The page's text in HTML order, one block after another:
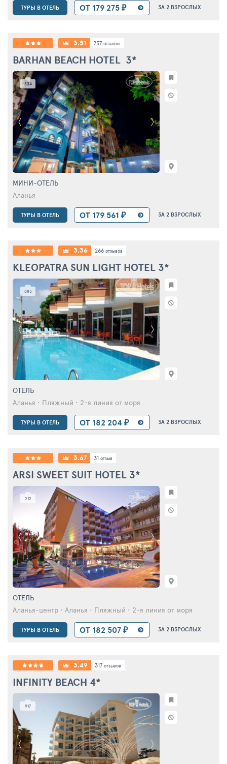
ТУРЫ В ОТЕЛЬ ОТ 179 275 ₽ ЗА 2 ВЗРОСЛЫХ
534
3.51 257 отзывов
BARHAN BEACH HOTEL 3*
МИНИ-ОТЕЛЬ
Аланья
ТУРЫ В ОТЕЛЬ ОТ 179 561 ₽ ЗА 2 ВЗРОСЛЫХ
883
3.36 266 отзывов
KLEOPATRA SUN LIGHT HOTEL 3*
ОТЕЛЬ
Аланья • Пляжный • 2-я линия от моря
ТУРЫ В ОТЕЛЬ ОТ 182 204 ₽ ЗА 2 ВЗРОСЛЫХ
212
3.67 31 отзыв
ARSI SWEET SUIT HOTEL 3*
ОТЕЛЬ
Аланья-центр • Аланья • Пляжный • 2-я линия от моря
ТУРЫ В ОТЕЛЬ ОТ 182 507 ₽ ЗА 2 ВЗРОСЛЫХ
917
3.49 317 отзывов
INFINITY BEACH 4*